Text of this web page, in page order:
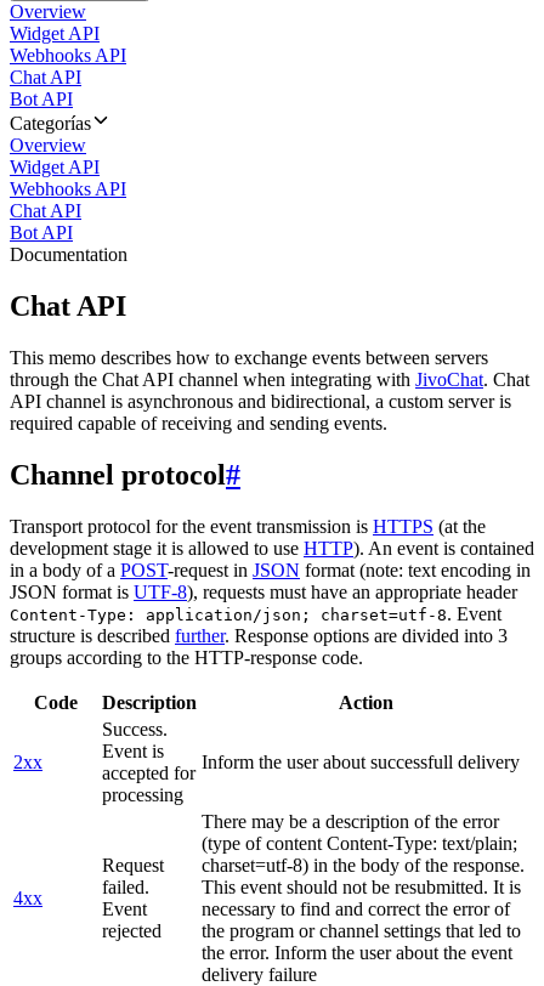
Overview
Widget API
Webhooks API
Chat API
Bot API
Categorías
Overview
Widget API
Webhooks API
Chat API
Bot API
Documentation
Chat API
This memo describes how to exchange events between servers
through the Chat API channel when integrating with JivoChat. Chat
API channel is asynchronous and bidirectional, a custom server is
required capable of receiving and sending events.
Channel protocol#
Transport protocol for the event transmission is HTTPS (at the
development stage it is allowed to use HTTP). An event is contained
in a body of a POST-request in JSON format (note: text encoding in
JSON format is UTF-8), requests must have an appropriate header
Content-Type: application/json; charset=utf-8. Event
structure is described further. Response options are divided into 3
groups according to the HTTP-response code.
Code Description Action
2xx
Success.
Event is
accepted for
processing
Inform the user about successfull delivery
4xx
Request
failed.
Event
rejected
There may be a description of the error
(type of content Content-Type: text/plain;
charset=utf-8) in the body of the response.
This event should not be resubmitted. It is
necessary to find and correct the error of
the program or channel settings that led to
the error. Inform the user about the event
delivery failure